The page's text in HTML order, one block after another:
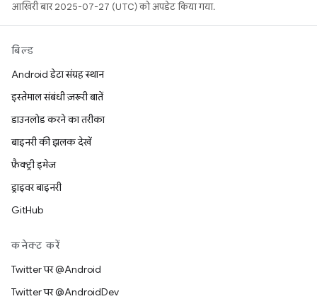
आखिरी बार 2025-07-27 (UTC) को अपडेट किया गया.
बिल्ड
Android डेटा संग्रह स्थान
इस्तेमाल संबंधी ज़रूरी बातें
डाउनलोड करने का तरीका
बाइनरी की झलक देखें
फ़ैक्ट्री इमेज
ड्राइवर बाइनरी
GitHub
कनेक्ट करें
Twitter पर @Android
Twitter पर @AndroidDev